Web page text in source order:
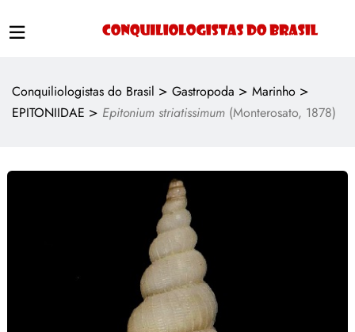
Conquiliologistas do Brasil > Gastropoda > Marinho >
EPITONIIDAE > Epitonium striatissimum (Monterosato, 1878)